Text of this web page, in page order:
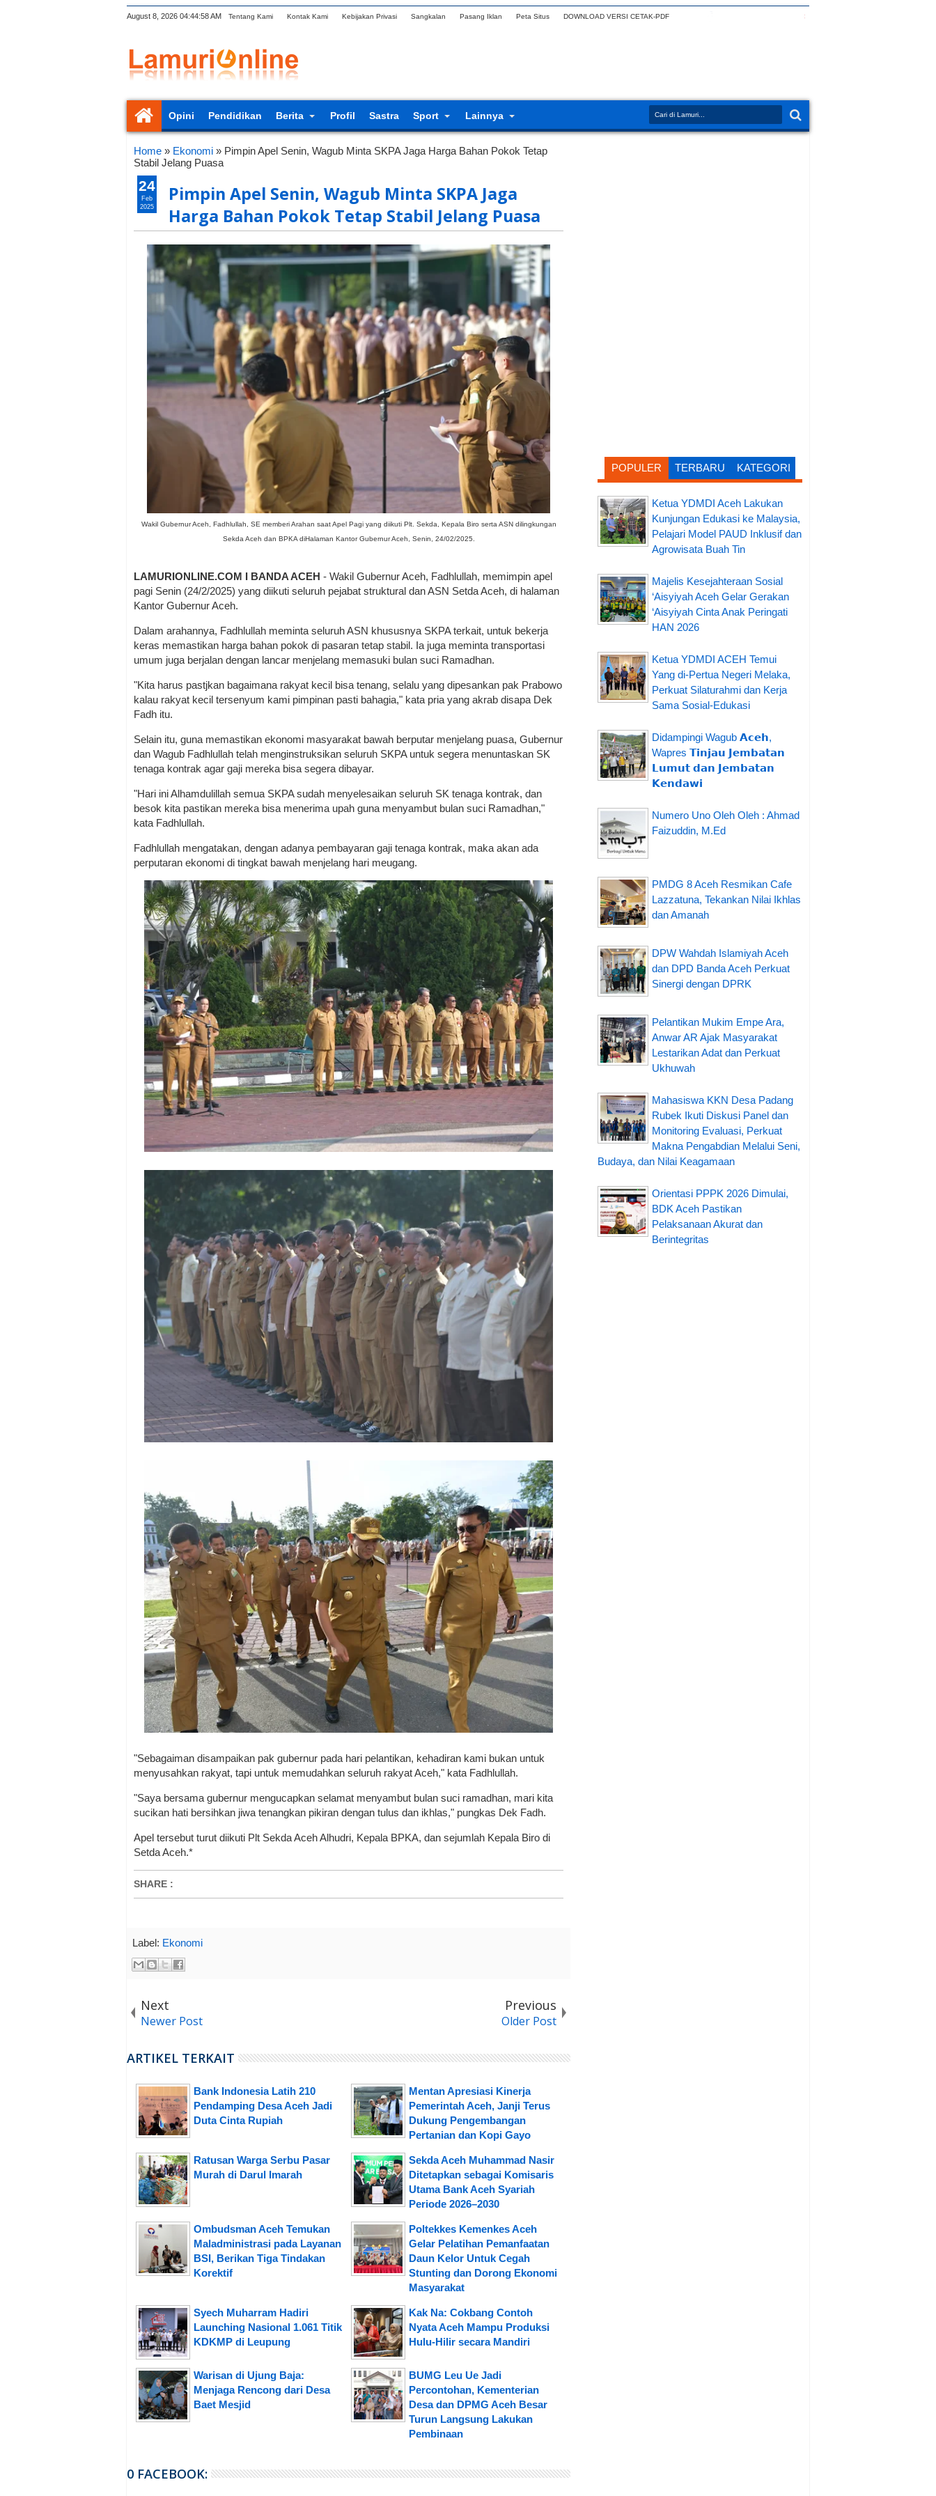
August 8, 2026 04:44:59 AM Tentang Kami Kontak Kami Kebijakan Privasi Sangkalan Pasang Iklan Peta Situs DOWNLOAD VERSI CETAK-PDF
Opini Pendidikan Berita Profil Sastra Sport Lainnya
Home » Ekonomi » Pimpin Apel Senin, Wagub Minta SKPA Jaga Harga Bahan Pokok Tetap
Stabil Jelang Puasa
Pimpin Apel Senin, Wagub Minta SKPA Jaga
Harga Bahan Pokok Tetap Stabil Jelang Puasa
Wakil Gubernur Aceh, Fadhlullah, SE memberi Arahan saat Apel Pagi yang diikuti Plt. Sekda, Kepala Biro serta ASN dilingkungan
Sekda Aceh dan BPKA diHalaman Kantor Gubernur Aceh, Senin, 24/02/2025.
LAMURIONLINE.COM I BANDA ACEH - Wakil Gubernur Aceh, Fadhlullah, memimpin apel
pagi Senin (24/2/2025) yang diikuti seluruh pejabat struktural dan ASN Setda Aceh, di halaman
Kantor Gubernur Aceh.
Dalam arahannya, Fadhlullah meminta seluruh ASN khususnya SKPA terkait, untuk bekerja
keras memastikan harga bahan pokok di pasaran tetap stabil. Ia juga meminta transportasi
umum juga berjalan dengan lancar menjelang memasuki bulan suci Ramadhan.
"Kita harus pastjkan bagaimana rakyat kecil bisa tenang, selalu yang dipesankan pak Prabowo
kalau rakyat kecil tersenyum kami pimpinan pasti bahagia," kata pria yang akrab disapa Dek
Fadh itu.
Selain itu, guna memastikan ekonomi masyarakat bawah berputar menjelang puasa, Gubernur
dan Wagub Fadhlullah telah menginstruksikan seluruh SKPA untuk segera menuntaskan SK
tenaga kontrak agar gaji mereka bisa segera dibayar.
"Hari ini Alhamdulillah semua SKPA sudah menyelesaikan seluruh SK tenaga kontrak, dan
besok kita pastikan mereka bisa menerima upah guna menyambut bulan suci Ramadhan,"
kata Fadhlullah.
Fadhlullah mengatakan, dengan adanya pembayaran gaji tenaga kontrak, maka akan ada
perputaran ekonomi di tingkat bawah menjelang hari meugang.
"Sebagaiman disampaikan pak gubernur pada hari pelantikan, kehadiran kami bukan untuk
menyusahkan rakyat, tapi untuk memudahkan seluruh rakyat Aceh," kata Fadhlullah.
"Saya bersama gubernur mengucapkan selamat menyambut bulan suci ramadhan, mari kita
sucikan hati bersihkan jiwa tenangkan pikiran dengan tulus dan ikhlas," pungkas Dek Fadh.
Apel tersebut turut diikuti Plt Sekda Aceh Alhudri, Kepala BPKA, dan sejumlah Kepala Biro di
Setda Aceh.*
SHARE :
24
Feb
2025
Label: Ekonomi
Next
Newer Post
Previous
Older Post
ARTIKEL TERKAIT
Bank Indonesia Latih 210
Pendamping Desa Aceh Jadi
Duta Cinta Rupiah
Mentan Apresiasi Kinerja
Pemerintah Aceh, Janji Terus
Dukung Pengembangan
Pertanian dan Kopi Gayo
Ratusan Warga Serbu Pasar
Murah di Darul Imarah
Sekda Aceh Muhammad Nasir
Ditetapkan sebagai Komisaris
Utama Bank Aceh Syariah
Periode 2026–2030
Ombudsman Aceh Temukan
Maladministrasi pada Layanan
BSI, Berikan Tiga Tindakan
Korektif
Poltekkes Kemenkes Aceh
Gelar Pelatihan Pemanfaatan
Daun Kelor Untuk Cegah
Stunting dan Dorong Ekonomi
Masyarakat
Syech Muharram Hadiri
Launching Nasional 1.061 Titik
KDKMP di Leupung
Kak Na: Cokbang Contoh
Nyata Aceh Mampu Produksi
Hulu-Hilir secara Mandiri
Warisan di Ujung Baja:
Menjaga Rencong dari Desa
Baet Mesjid
BUMG Leu Ue Jadi
Percontohan, Kementerian
Desa dan DPMG Aceh Besar
Turun Langsung Lakukan
Pembinaan
0 FACEBOOK:
POPULER TERBARU KATEGORI
Ketua YDMDI Aceh Lakukan
Kunjungan Edukasi ke Malaysia,
Pelajari Model PAUD Inklusif dan
Agrowisata Buah Tin
Majelis Kesejahteraan Sosial
‘Aisyiyah Aceh Gelar Gerakan
‘Aisyiyah Cinta Anak Peringati
HAN 2026
Ketua YDMDI ACEH Temui
Yang di-Pertua Negeri Melaka,
Perkuat Silaturahmi dan Kerja
Sama Sosial-Edukasi
Didampingi Wagub 𝗔𝗰𝗲𝗵,
Wapres 𝗧𝗶𝗻𝗷𝗮𝘂 𝗝𝗲𝗺𝗯𝗮𝘁𝗮𝗻
𝗟𝘂𝗺𝘂𝘁 𝗱𝗮𝗻 𝗝𝗲𝗺𝗯𝗮𝘁𝗮𝗻
𝗞𝗲𝗻𝗱𝗮𝘄𝗶
Numero Uno Oleh Oleh : Ahmad
Faizuddin, M.Ed
PMDG 8 Aceh Resmikan Cafe
Lazzatuna, Tekankan Nilai Ikhlas
dan Amanah
DPW Wahdah Islamiyah Aceh
dan DPD Banda Aceh Perkuat
Sinergi dengan DPRK
Pelantikan Mukim Empe Ara,
Anwar AR Ajak Masyarakat
Lestarikan Adat dan Perkuat
Ukhuwah
Mahasiswa KKN Desa Padang
Rubek Ikuti Diskusi Panel dan
Monitoring Evaluasi, Perkuat
Makna Pengabdian Melalui Seni,
Budaya, dan Nilai Keagamaan
Orientasi PPPK 2026 Dimulai,
BDK Aceh Pastikan
Pelaksanaan Akurat dan
Berintegritas